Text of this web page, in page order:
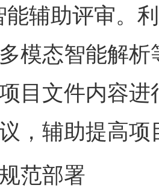
助评审。利
模态智能解
目文件内容
，辅助提高
部署